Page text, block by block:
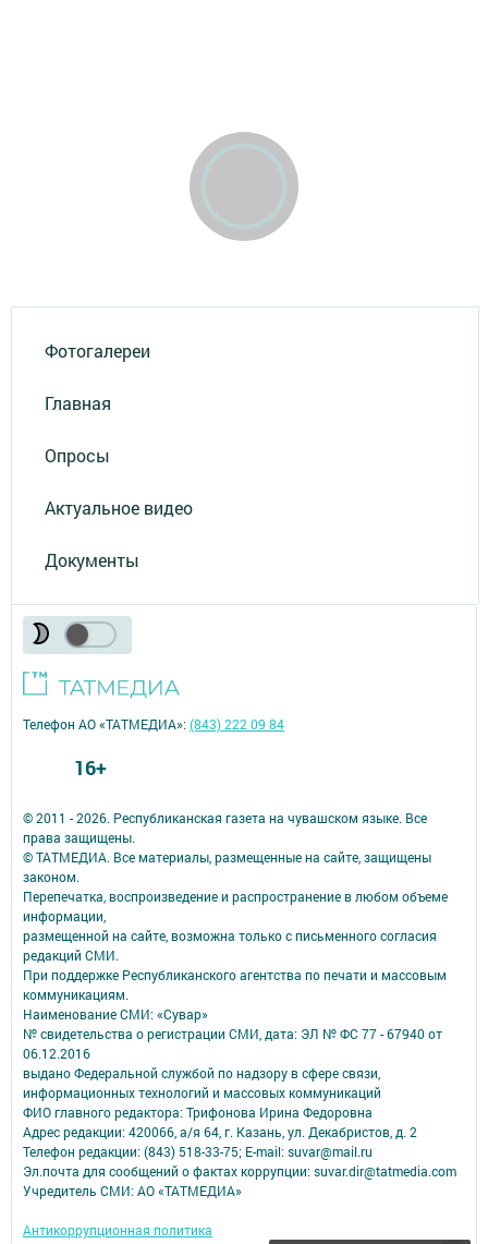
Фотогалереи
Главная
Опросы
Актуальное видео
Документы
© 2011 - 2026. Республиканская газета на чувашском языке. Все
права защищены.
© ТАТМЕДИА. Все материалы, размещенные на сайте, защищены
законом.
Перепечатка, воспроизведение и распространение в любом объеме
информации,
размещенной на сайте, возможна только с письменного согласия
редакций СМИ.
При поддержке Республиканского агентства по печати и массовым
коммуникациям.
Наименование СМИ: «Сувар»
№ свидетельства о регистрации СМИ, дата: ЭЛ № ФС 77 - 67940 от
06.12.2016
выдано Федеральной службой по надзору в сфере связи,
информационных технологий и массовых коммуникаций
ФИО главного редактора: Трифонова Ирина Федоровна
Адрес редакции: 420066, а/я 64, г. Казань, ул. Декабристов, д. 2
Телефон редакции: (843) 518-33-75; E-mail: suvar@mail.ru
Эл.почта для сообщений о фактах коррупции: suvar.dir@tatmedia.com
Учредитель СМИ: АО «ТАТМЕДИА»
Антикоррупционная политика
Телефон АО «ТАТМЕДИА»:(843) 222 09 84
16+